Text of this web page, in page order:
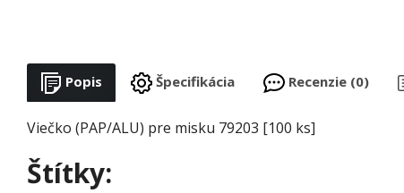
Popis Špecifikácia Recenzie (0)
Viečko (PAP/ALU) pre misku 79203 [100 ks]
Štítky: